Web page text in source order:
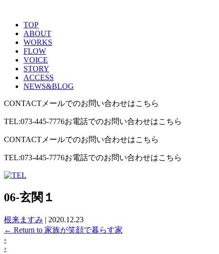
TOP
ABOUT
WORKS
FLOW
VOICE
STORY
ACCESS
NEWS&BLOG
CONTACT メールでのお問い合わせはこちら
TEL:073-445-7776お電話でのお問い合わせはこちら
CONTACT メールでのお問い合わせはこちら
TEL:073-445-7776お電話でのお問い合わせはこちら
06-玄関１
根来ますみ | 2020.12.23
← Return to 家族が笑顔で暮らす家
‹
›